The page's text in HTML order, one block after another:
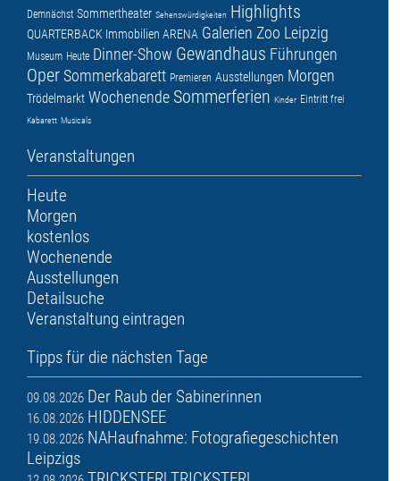
Demnächst Sommertheater Sehenswürdigkeiten Highlights
QUARTERBACK Immobilien ARENA Galerien Zoo Leipzig
Museum Heute Dinner-Show Gewandhaus Führungen
OperSommerkabarett Premieren Ausstellungen Morgen
Trödelmarkt Wochenende Sommerferien Kinder Eintritt frei
Kabarett Musicals
Veranstaltungen
Heute
Morgen
kostenlos
Wochenende
Ausstellungen
Detailsuche
Veranstaltung eintragen
Tipps für die nächsten Tage
09.08.2026 Der Raub der Sabinerinnen
16.08.2026 HIDDENSEE
19.08.2026 NAHaufnahme: Fotografiegeschichten
Leipzigs